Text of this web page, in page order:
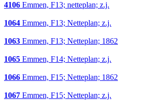
4106 Emmen, F13; netteplan; z.j.
1064 Emmen, F13; Netteplan; z.j.
1063 Emmen, F13; Netteplan; 1862
1065 Emmen, F14; Netteplan; z.j.
1066 Emmen, F15; Netteplan; 1862
1067 Emmen, F15; Netteplan; z.j.